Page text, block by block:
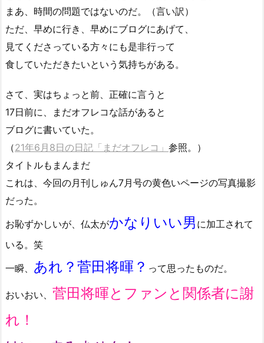
まあ、時間の問題ではないのだ。（言い訳）
ただ、早めに行き、早めにブログにあげて、
見てくださっている方々にも是非行って
食していただきたいという気持ちがある。
さて、実はちょっと前、正確に言うと
17日前に、まだオフレコな話があると
ブログに書いていた。
（21年6月8日の日記「まだオフレコ」 参照。）
タイトルもまんまだ
これは、今回の月刊しゅん7月号の黄色いページの写真撮影
だった。
お恥ずかしいが、仏太がかなりいい男 に加工されて
いる。笑
一瞬、 あれ？菅田将暉？ って思ったものだ。
おいおい、 菅田将暉とファンと関係者に謝
れ！